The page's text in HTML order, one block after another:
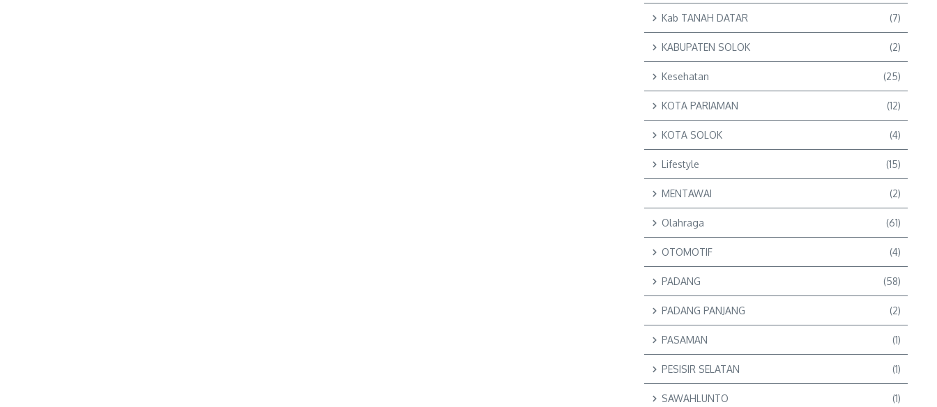
Kab TANAH DATAR (7)
KABUPATEN SOLOK (2)
Kesehatan (25)
KOTA PARIAMAN (12)
KOTA SOLOK (4)
Lifestyle (15)
MENTAWAI (2)
Olahraga (61)
OTOMOTIF (4)
PADANG (58)
PADANG PANJANG (2)
PASAMAN (1)
PESISIR SELATAN (1)
SAWAHLUNTO (1)